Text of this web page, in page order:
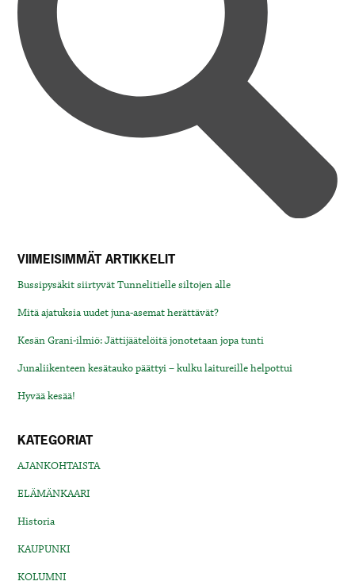
VIIMEISIMMÄT ARTIKKELIT
Bussipysäkit siirtyvät Tunnelitielle siltojen alle
Mitä ajatuksia uudet juna-asemat herättävät?
Kesän Grani-ilmiö: Jättijäätelöitä jonotetaan jopa tunti
Junaliikenteen kesätauko päättyi – kulku laitureille helpottui
Hyvää kesää!
KATEGORIAT
AJANKOHTAISTA
ELÄMÄNKAARI
Historia
KAUPUNKI
KOLUMNI